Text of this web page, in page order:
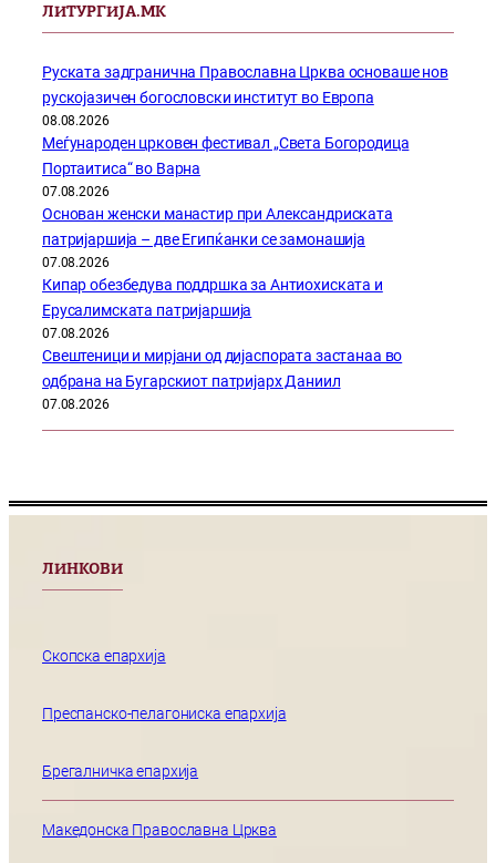
ЛИТУРГИЈА.МК
Руската задгранична Православна Црква основаше нов
рускојазичен богословски институт во Европа
08.08.2026
Меѓународен црковен фестивал „Света Богородица
Портаитиса“ во Варна
07.08.2026
Основан женски манастир при Александриската
патријаршија – две Египќанки се замонашија
07.08.2026
Кипар обезбедува поддршка за Антиохиската и
Ерусалимската патријаршија
07.08.2026
Свештеници и мирјани од дијаспората застанаа во
одбрана на Бугарскиот патријарх Даниил
07.08.2026
ЛИНКОВИ
Скопска епархија
Преспанско-пелагониска епархија
Брегалничка епархија
Македонска Православна Црква